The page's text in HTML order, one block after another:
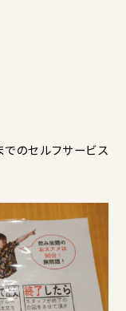
のセルフサービス